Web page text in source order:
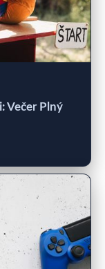
Večer Plný